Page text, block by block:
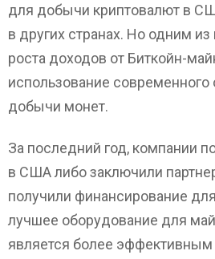
для добычи криптовалют в
в других странах. Но одним
роста доходов от Биткойн-
использование
добычи монет.
За последний год, компании
в США либо заключили
получили финансирование
лучшее оборудование для
является более эффективным